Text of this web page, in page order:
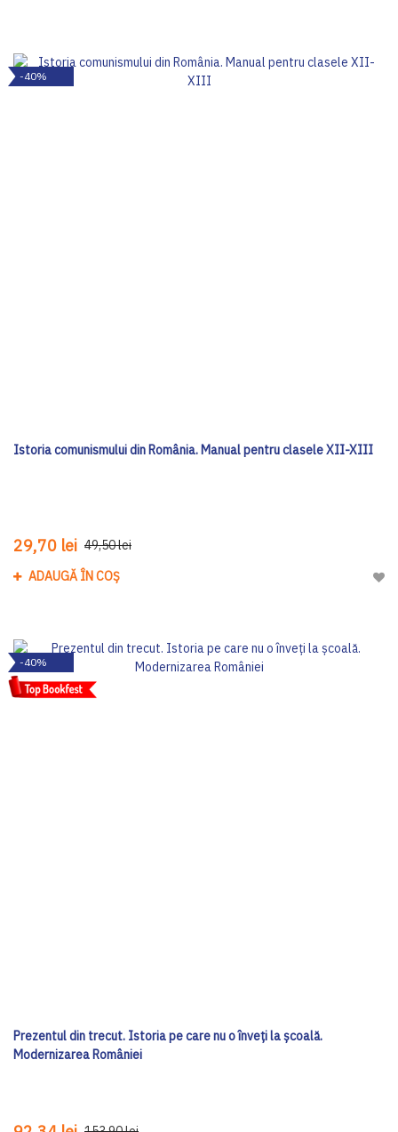
-40%
Istoria comunismului din România. Manual pentru clasele XII-XIII
29,70 lei 49,50 lei
ADAUGĂ ÎN COȘ
-40%
Prezentul din trecut. Istoria pe care nu o înveți la școală.
Modernizarea României